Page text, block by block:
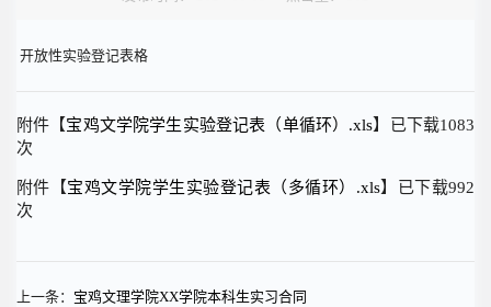
开放性实验登记表格
附件【宝鸡文学院学生实验登记表（单循环）.xls】已下载1083
次
附件【宝鸡文学院学生实验登记表（多循环）.xls】已下载992
次
上一条： 宝鸡文理学院XX学院本科生实习合同